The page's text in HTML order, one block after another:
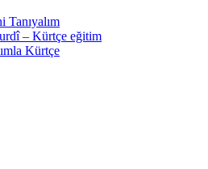
– Kürtçe eğitim
Kürtçe